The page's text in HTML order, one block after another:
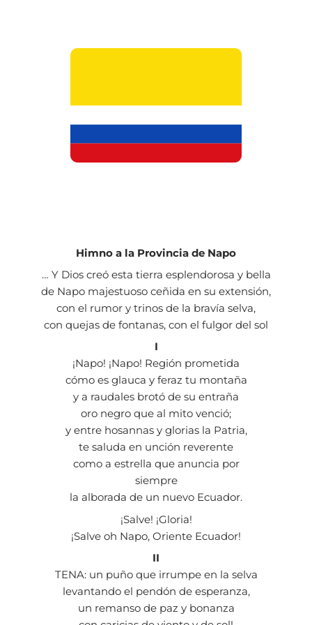
Himno a la Provincia de Napo
… Y Dios creó esta tierra esplendorosa y bella
de Napo majestuoso ceñida en su extensión,
con el rumor y trinos de la bravía selva,
con quejas de fontanas, con el fulgor del sol
I
¡Napo! ¡Napo! Región prometida
cómo es glauca y feraz tu montaña
y a raudales brotó de su entraña
oro negro que al mito venció;
y entre hosannas y glorias la Patria,
te saluda en unción reverente
como a estrella que anuncia por
siempre
la alborada de un nuevo Ecuador.
¡Salve! ¡Gloria!
¡Salve oh Napo, Oriente Ecuador!
II
TENA: un puño que irrumpe en la selva
levantando el pendón de esperanza,
un remanso de paz y bonanza